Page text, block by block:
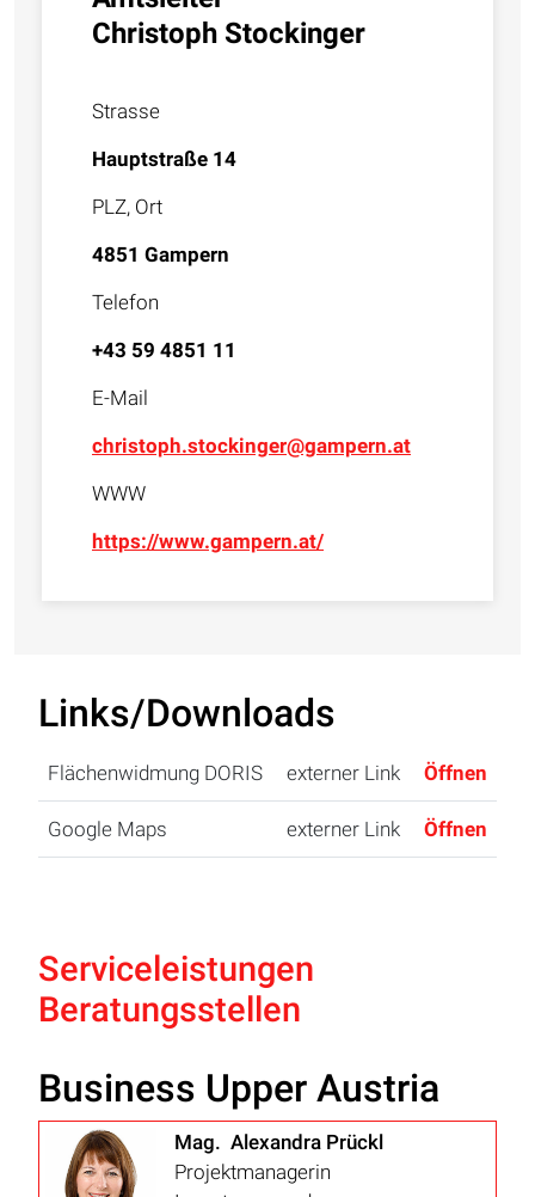
Christoph Stockinger
Strasse
Hauptstraße 14
PLZ, Ort
4851 Gampern
Telefon
+43 59 4851 11
E-Mail
christoph.stockinger@gampern.at
WWW
https://www.gampern.at/
Links/Downloads
Flächenwidmung DORIS externer Link Öffnen
Google Maps externer Link Öffnen
Serviceleistungen
Beratungsstellen
Business Upper Austria
Mag. Alexandra Prückl
Projektmanagerin